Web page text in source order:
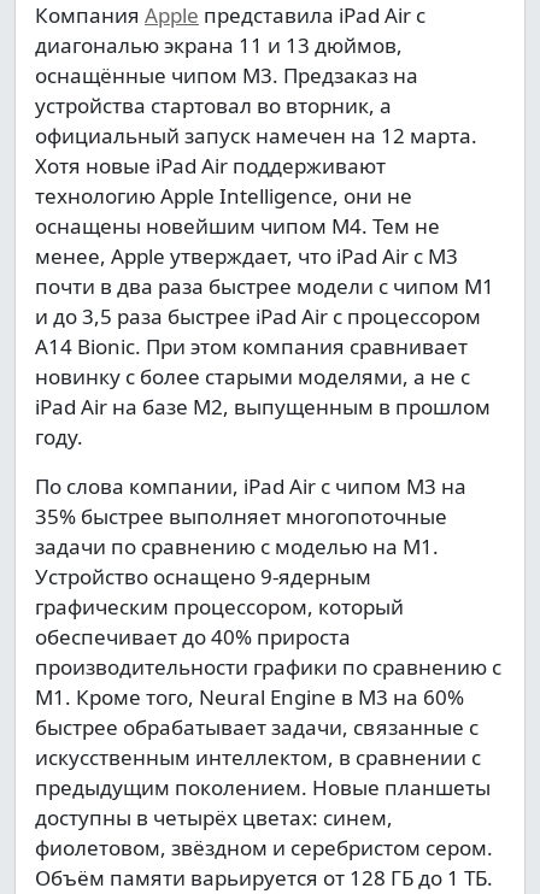
Компания Apple представила iPad Air с
диагональю экрана 11 и 13 дюймов,
оснащённые чипом M3. Предзаказ на
устройства стартовал во вторник, а
официальный запуск намечен на 12 марта.
Хотя новые iPad Air поддерживают
технологию Apple Intelligence, они не
оснащены новейшим чипом M4. Тем не
менее, Apple утверждает, что iPad Air с M3
почти в два раза быстрее модели с чипом M1
и до 3,5 раза быстрее iPad Air с процессором
A14 Bionic. При этом компания сравнивает
новинку с более старыми моделями, а не с
iPad Air на базе M2, выпущенным в прошлом
году.
По слова компании, iPad Air с чипом M3 на
35% быстрее выполняет многопоточные
задачи по сравнению с моделью на M1.
Устройство оснащено 9-ядерным
графическим процессором, который
обеспечивает до 40% прироста
производительности графики по сравнению с
M1. Кроме того, Neural Engine в M3 на 60%
быстрее обрабатывает задачи, связанные с
искусственным интеллектом, в сравнении с
предыдущим поколением. Новые планшеты
доступны в четырёх цветах: синем,
фиолетовом, звёздном и серебристом сером.
Объём памяти варьируется от 128 ГБ до 1 ТБ.